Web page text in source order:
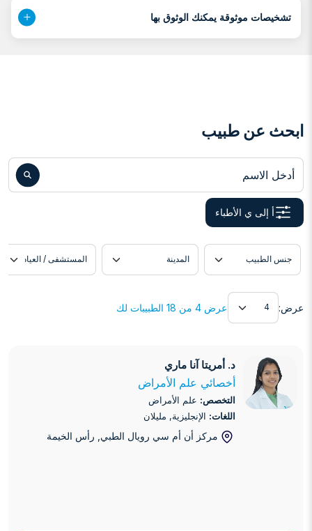
تشخيصات موثوقة يمكنك الوثوق بها
ابحث عن طبيب
أدخل الاسم
أ إلى ي الأطباء
عرض:
عرض
عرض 4 من 18 الطبيبات لك
د. أمريتا آنا ماري
د. أمريتا آنا ماري
أخصائي علم الأمراض
التخصص: علم الأمراض
اللغات: الإنجليزية, مليلان
مركز أن أم سي رويال الطبي , رأس الخيمة